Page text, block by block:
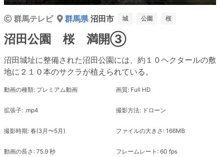
Play Mute Settings
PIP
群馬テレビ 群馬県沼田市 城 公園 桜
沼田公園 桜 満開③
沼田城址に整備された沼田公園には、約１０ヘクタールの敷
地に２１０本のサクラが植えられている。
動画の種類: プレミアム動画 画質: Full HD
拡張子: .mp4 撮影方法: ドローン
撮影時期: 春(3月〜5月) ファイルの大きさ: 166MB
動画の長さ: 75.9 秒 フレームレート: 60 fps